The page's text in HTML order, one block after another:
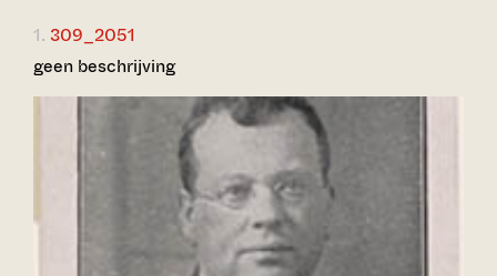
1. 309_2051
geen beschrijving